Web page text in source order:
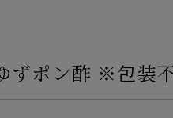
ずポン酢 ※包装